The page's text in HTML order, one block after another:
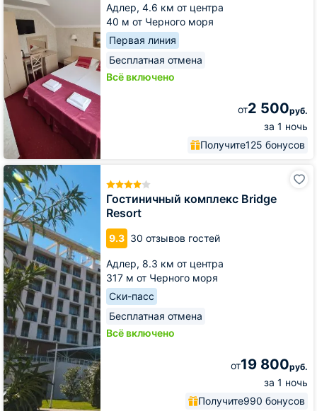
Адлер, 4.6 км от центра
40 м от Черного моря
Первая линия
Бесплатная отмена
Всё включено
от2 500руб.
за 1 ночь
Получите125 бонусов
Гостиничный комплекс Bridge
Resort
9.3 30 отзывов гостей
Адлер, 8.3 км от центра
317 м от Черного моря
Ски-пасс
Бесплатная отмена
Всё включено
от19 800руб.
за 1 ночь
Получите990 бонусов
Гостиничный
комплекс
Bridge
Resort